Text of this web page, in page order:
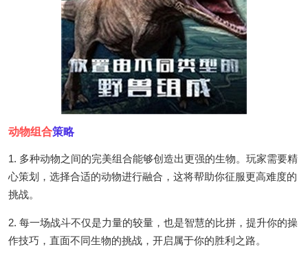
动物组合策略
1. 多种动物之间的完美组合能够创造出更强的生物。玩家需要精
心策划，选择合适的动物进行融合，这将帮助你征服更高难度的
挑战。
2. 每一场战斗不仅是力量的较量，也是智慧的比拼，提升你的操
作技巧，直面不同生物的挑战，开启属于你的胜利之路。